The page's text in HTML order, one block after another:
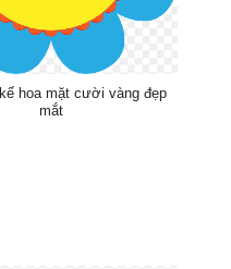
hoa mặt cười vàng đẹp
mắt